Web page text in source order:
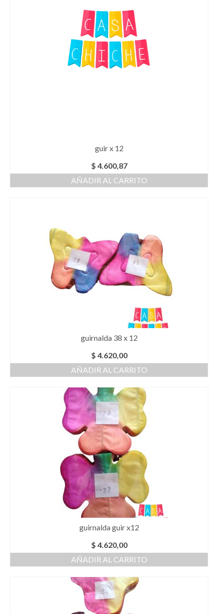
guir x 12
$ 4.600,87
AÑADIR AL CARRITO
guirnalda 38 x 12
$ 4.620,00
AÑADIR AL CARRITO
guirnalda guir x12
$ 4.620,00
AÑADIR AL CARRITO